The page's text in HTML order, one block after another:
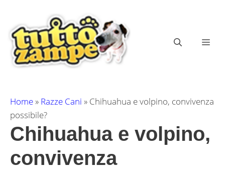
contenuto
Home» Razze Cani » Chihuahua e volpino, convivenza
possibile?
Chihuahua e volpino,
convivenza